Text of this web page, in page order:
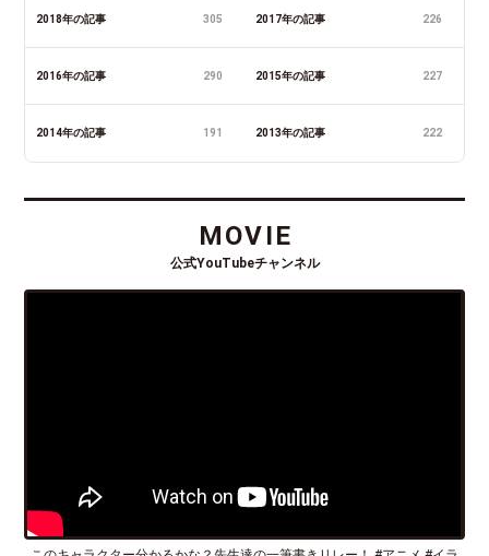
2018年の記事 305 2017年の記事 226
2016年の記事 290 2015年の記事 227
2014年の記事 191 2013年の記事 222
MOVIE
公式YouTubeチャンネル